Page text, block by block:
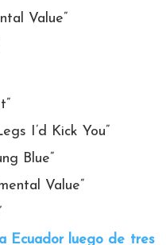
Value”
I’d Kick You”
Blue”
Value”
Ecuador luego de tres